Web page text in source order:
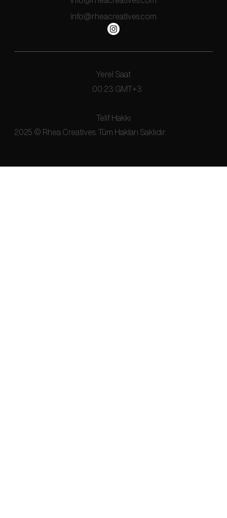
Telif Hakkı
2025 © Rhea Creatives. Tüm Hakları Saklıdır.
Yerel Saat
00:23 GMT+3
info@rheacreatives.com